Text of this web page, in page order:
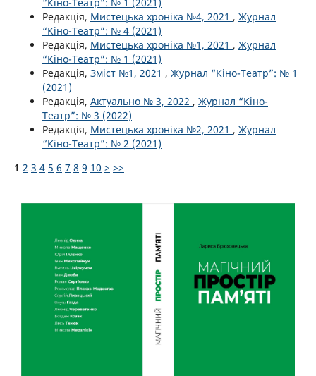
Редакція, Мистецька хроніка №4, 2021 , Журнал
“Кіно-Театр”: № 4 (2021)
Редакція, Мистецька хроніка №1, 2021 , Журнал
“Кіно-Театр”: № 1 (2021)
Редакція, Зміст №1, 2021 , Журнал “Кіно-Театр”: № 1
(2021)
Редакція, Актуально № 3, 2022 , Журнал “Кіно-
Театр”: № 3 (2022)
Редакція, Мистецька хроніка №2, 2021 , Журнал
“Кіно-Театр”: № 2 (2021)
1 2 3 4 5 6 7 8 9 10 > >>